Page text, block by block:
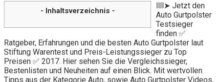
- Inhaltsverzeichnis -
llll➤ Jetzt den
Auto Gurtpolster
Testsieger
finden ✅
Ratgeber, Erfahrungen und die besten Auto Gurtpolster laut
Stiftung Warentest und Preis-Leistungssieger zu Top
Preisen ✅ 2017. Hier sehen Sie die Vergleichssieger,
Bestenlisten und Neuheiten auf einen Blick. Mit wertvollen
Tipps aus der Kategorie Auto, sowie Auto Gurtpolster Videos,